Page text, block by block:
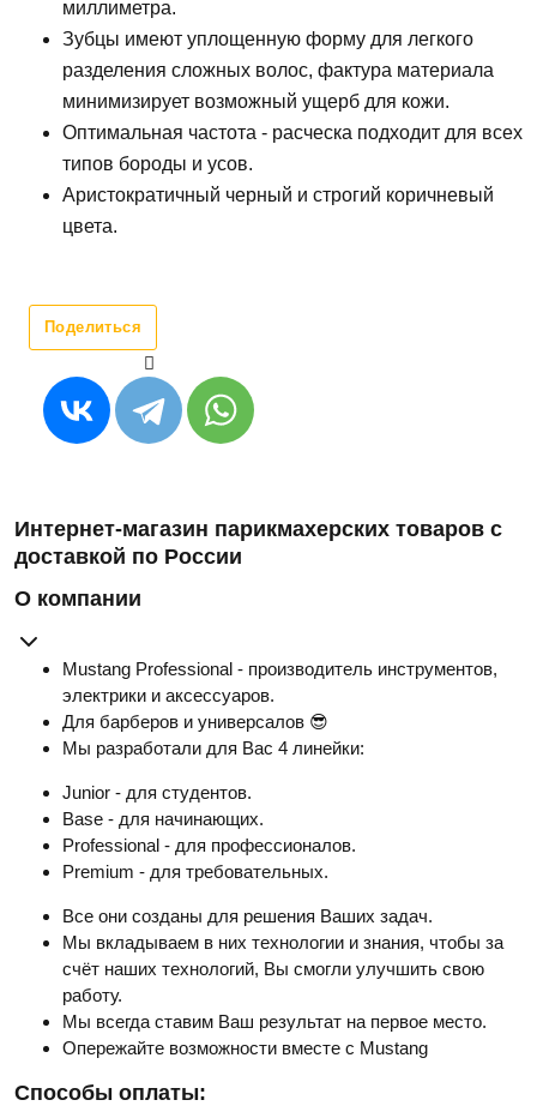
миллиметра.
Зубцы имеют уплощенную форму для легкого
разделения сложных волос, фактура материала
минимизирует возможный ущерб для кожи.
Оптимальная частота - расческа подходит для всех
типов бороды и усов.
Аристократичный черный и строгий коричневый
цвета.
Поделиться
Интернет-магазин парикмахерских товаров с
доставкой по России
О компании
Mustang Professional - производитель инструментов,
электрики и аксессуаров.
Для барберов и универсалов 😎
Мы разработали для Вас 4 линейки:
Junior - для студентов.
Base - для начинающих.
Professional - для профессионалов.
Premium - для требовательных.
Все они созданы для решения Ваших задач.
Мы вкладываем в них технологии и знания, чтобы за
счёт наших технологий, Вы смогли улучшить свою
работу.
Мы всегда ставим Ваш результат на первое место.
Опережайте возможности вместе с Mustang
Способы оплаты: